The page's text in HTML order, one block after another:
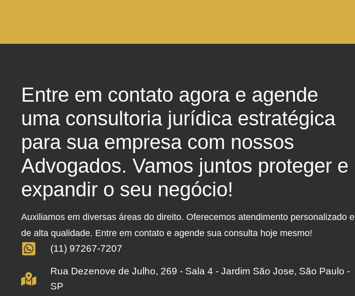
Entre em contato agora e agende
uma consultoria jurídica estratégica
para sua empresa com nossos
Advogados. Vamos juntos proteger e
expandir o seu negócio!
Auxiliamos em diversas áreas do direito. Oferecemos atendimento personalizado e
de alta qualidade. Entre em contato e agende sua consulta hoje mesmo!
(11) 97267-7207
Rua Dezenove de Julho, 269 - Sala 4 - Jardim São Jose, São Paulo -
SP